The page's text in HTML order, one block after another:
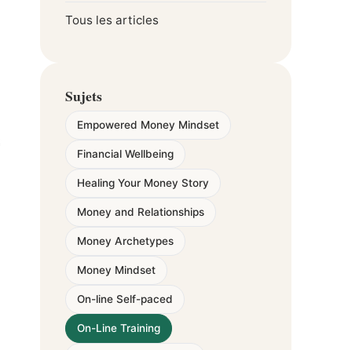
Tous les articles
Sujets
Empowered Money Mindset
Financial Wellbeing
Healing Your Money Story
Money and Relationships
Money Archetypes
Money Mindset
On-line Self-paced
On-Line Training